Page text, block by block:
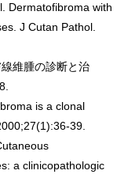
Dermatofibroma with
J Cutan Pathol.
維腫の診断と治
is a clonal
39.
a clinicopathologic